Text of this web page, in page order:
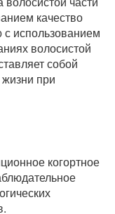
качество
использованием
волосистой
собой
при
когортное